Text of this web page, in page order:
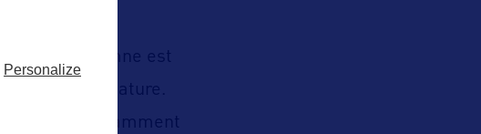
: L’automne est
de la nature.
animaux, notamment
Personalize